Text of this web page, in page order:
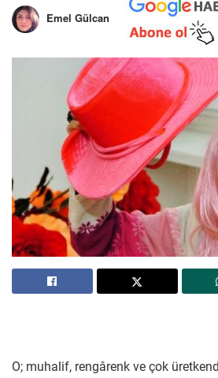
Emel Gülcan
O; muhalif, rengârenk ve çok